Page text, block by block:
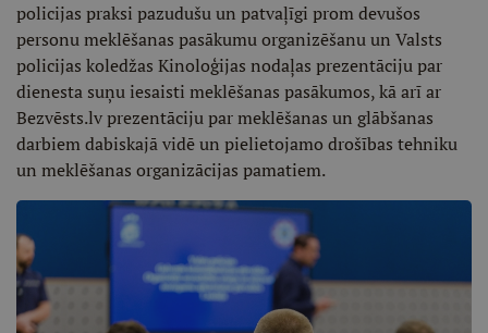
policijas praksi pazudušu un patvaļīgi prom devušos
personu meklēšanas pasākumu organizēšanu un Valsts
policijas koledžas Kinoloģijas nodaļas prezentāciju par
dienesta suņu iesaisti meklēšanas pasākumos, kā arī ar
Bezvēsts.lv prezentāciju par meklēšanas un glābšanas
darbiem dabiskajā vidē un pielietojamo drošības tehniku
un meklēšanas organizācijas pamatiem.